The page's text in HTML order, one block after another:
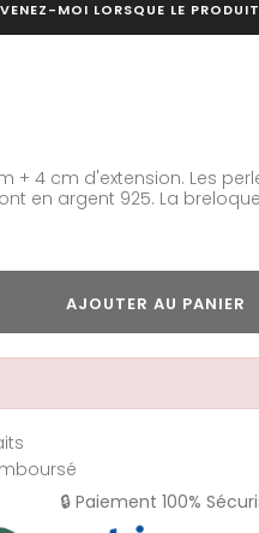
MOI LORSQUE LE
+ 4 cm d'extension. Les
en argent 925. La
AJOUTER AU PANIER
🔒 Paiement 100%